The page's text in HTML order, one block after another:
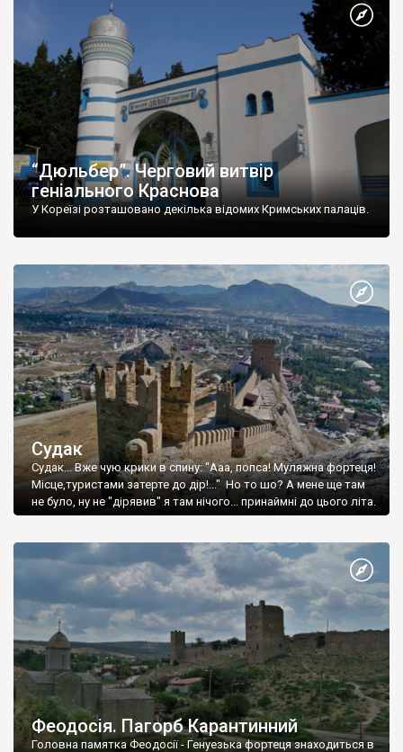
“Дюльбер”. Черговий витвір
геніального Краснова
У Кореїзі розташовано декілька відомих Кримських палаців.
Судак
Судак... Вже чую крики в спину: "Ааа, попса! Муляжна фортеця!
Місце,туристами затерте до дір!..." Но то шо? А мене ще там
не було, ну не "дірявив" я там нічого... принаймні до цього літа.
Феодосія. Пагорб Карантинний
Головна памятка Феодосії - Генуезька фортеця знаходиться в